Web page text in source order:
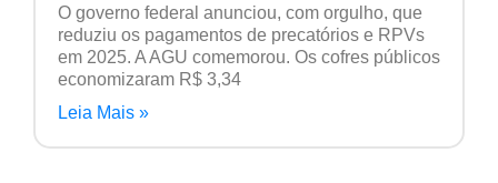
O governo federal anunciou, com orgulho, que
reduziu os pagamentos de precatórios e RPVs
em 2025. A AGU comemorou. Os cofres públicos
economizaram R$ 3,34
Leia Mais »